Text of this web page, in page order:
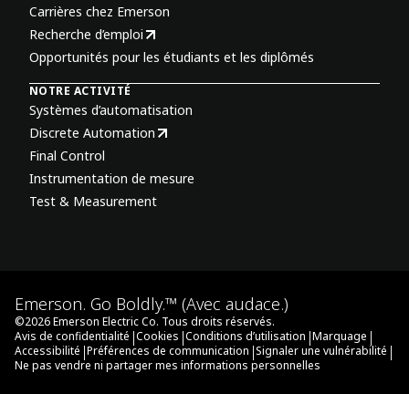
Carrières chez Emerson
Recherche d’emploi
Opportunités pour les étudiants et les diplômés
NOTRE ACTIVITÉ
Systèmes d’automatisation
Discrete Automation
Final Control
Instrumentation de mesure
Test & Measurement
Emerson. Go Boldly.™ (Avec audace.)
©2026Emerson Electric Co. Tous droits réservés.
Avis de confidentialité |Cookies |Conditions d’utilisation |Marquage |
Accessibilité |Préférences de communication |Signaler une vulnérabilité |
Ne pas vendre ni partager mes informations personnelles